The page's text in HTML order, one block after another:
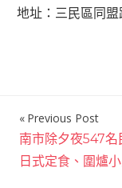
地址：三民區同
文
章
Previous Post
南市除夕夜547
日式定食、圍爐